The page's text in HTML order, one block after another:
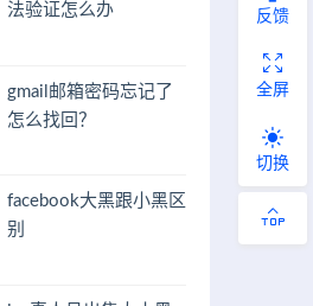
法验证怎么办
gmail邮箱密码忘记了
怎么找回？
facebook大黑跟小黑区
别
反馈
全屏
切换